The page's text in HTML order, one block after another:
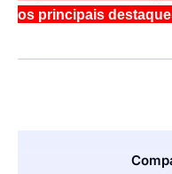
os principais